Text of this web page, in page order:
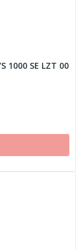
1000 SE LZT 00